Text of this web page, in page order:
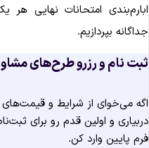
امتحانات نهایی
بپردازیم.
نام و رزرو طرح‌های
می‌خوای از شرایط و
و اولین قدم رو برای
پایین وارد کن.